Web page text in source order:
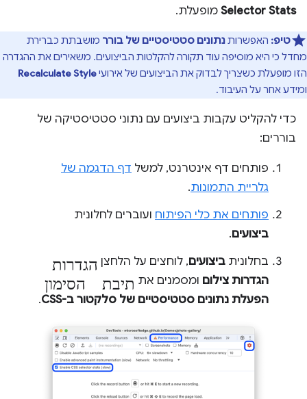
Selector Stats מופעלת.
טיפ: האפשרותנתונים סטטיסטיים של בורר מושבתת כברירת
מחדל כי היא מוסיפה עוד תקורה להקלטות הביצועים. משאירים את ההגדרה
הזו מופעלת כשצריך לבדוק את הביצועים של אירועיRecalculate Style
ומידע אחר על העיבוד.
כדי להקליט עקבות ביצועים עם נתוני סטטיסטיקה של
בוררים:
פותחים דף אינטרנט, למשל דף הדגמה של
גלריית התמונות.
פותחים את כלי הפיתוח ועוברים לחלונית
ביצועים.
בחלונית ביצועים, לוחצים על הלחצן הגדרות
הגדרות צילום ומסמנים את תיבת הסימון
הפעלת נתונים סטטיסטיים של סלקטור ב-CSS .